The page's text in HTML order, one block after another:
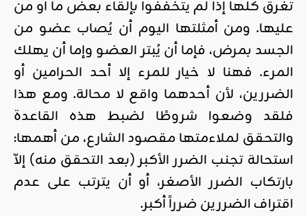
تغرق كلها إذا لم يتخففوا بإلقاء بعض ما أو من
عليها. ومن أمثلتها اليوم أن يُصاب عضو من
الجسد بمرض، فإما أن يُبتر العضو وإما أن يهلك
المرء. فهنا لا خيار للمرء إلا أحد الحرامين أو
الضررين، لأن أحدهما واقع لا محالة. ومع هذا
فلقد وضعوا شروطًا لضبط هذه القاعدة
والتحقق لملاءمتها مقصود الشارع، من أهمها:
استحالة تجنب الضرر الأكبر (بعد التحقق منه) إلاّ
بارتكاب الضرر الأصغر، أو أن يترتب على عدم
اقتراف الضررين ضرراً أكبر.